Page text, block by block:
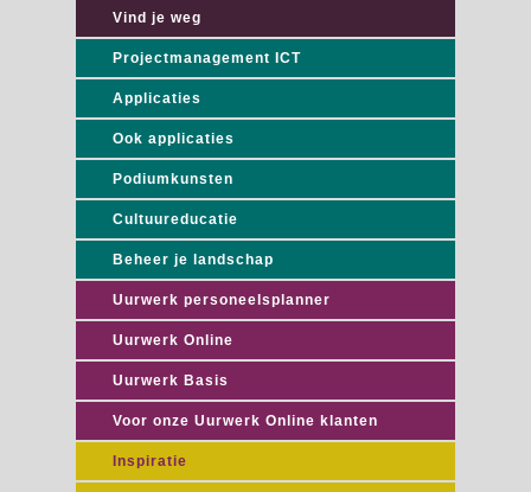
Vind je weg
Projectmanagement ICT
Applicaties
Ook applicaties
Podiumkunsten
Cultuureducatie
Beheer je landschap
Uurwerk personeelsplanner
Uurwerk Online
Uurwerk Basis
Voor onze Uurwerk Online klanten
Inspiratie